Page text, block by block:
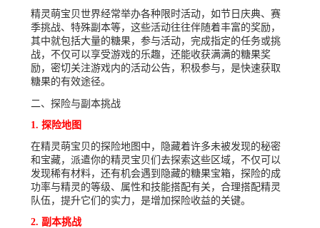
精灵萌宝贝世界经常举办各种限时活动，如节日庆典、赛
季挑战、特殊副本等，这些活动往往伴随着丰富的奖励，
其中就包括大量的糖果，参与活动，完成指定的任务或挑
战，不仅可以享受游戏的乐趣，还能收获满满的糖果奖
励，密切关注游戏内的活动公告，积极参与，是快速获取
糖果的有效途径。
二、探险与副本挑战
1. 探险地图
在精灵萌宝贝的探险地图中，隐藏着许多未被发现的秘密
和宝藏，派遣你的精灵宝贝们去探索这些区域，不仅可以
发现稀有材料，还有机会遇到隐藏的糖果宝箱，探险的成
功率与精灵的等级、属性和技能搭配有关，合理搭配精灵
队伍，提升它们的实力，是增加探险收益的关键。
2. 副本挑战